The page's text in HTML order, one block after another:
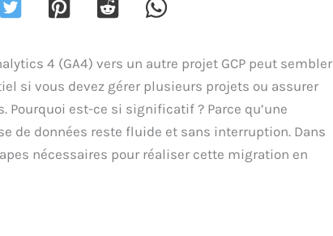
4 (GA4) vers un autre projet GCP peut sembler
si vous devez gérer plusieurs projets ou assurer
est-ce si significatif ? Parce qu’une
de données reste fluide et sans interruption. Dans
nécessaires pour réaliser cette migration en